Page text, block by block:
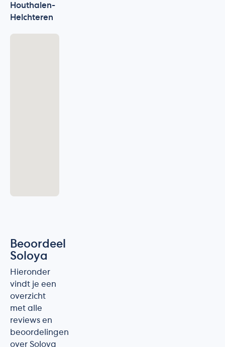
Houthalen-
Helchteren
Beoordeel
Soloya
Hieronder
vindt je een
overzicht
met alle
reviews en
beoordelingen
over Soloya